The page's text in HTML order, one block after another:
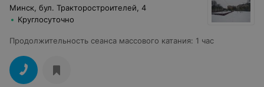
Минск, бул. Тракторостроителей, 4
Круглосуточно
Продолжительность сеанса массового катания: 1 час